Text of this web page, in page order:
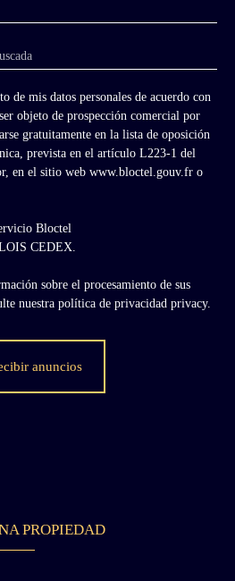
a magnificent maturity and is
ashlar, the architecture
balanced symmetry. The
two identical façades, one
and the other the garden,
west so that the residence
throughout the day.
de mis datos personales de acuerdo con
objeto de prospección comercial por
gratuitamente en la lista de oposición
prevista en el artículo L223-1 del
en el sitio web www.bloctel.gouv.fr o
Bloctel
CEDEX.
sobre el procesamiento de sus
nuestra política de privacidad privacy.
anuncios
PROPIEDAD